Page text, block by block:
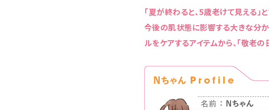
「夏が終わると、5歳老けて見える
今後の肌状態に影響する大きな分か
ルをケアするアイテムから、「敬老